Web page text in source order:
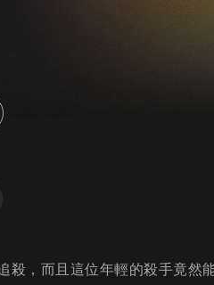
，而且這位年輕的殺手竟然